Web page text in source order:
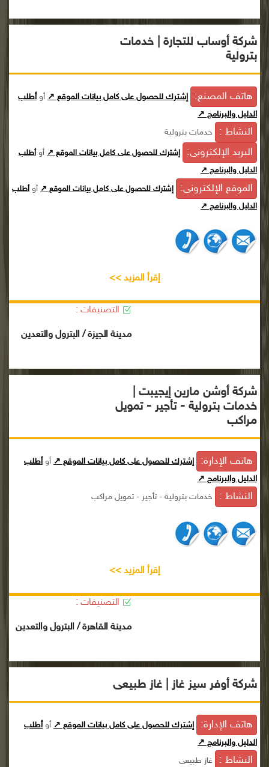
شركة أوساب للتجارة | خدمات
بترولية
هاتف المصنع: إشترك للحصول على كامل بيانات الموقع ↗ أوأطلب
الدليل والبرنامج ↗
النشاط : خدمات بترولية
البريد الإلكترونى: إشترك للحصول على كامل بيانات الموقع ↗ أوأطلب
الدليل والبرنامج ↗
الموقع الإلكترونى: إشترك للحصول على كامل بيانات الموقع ↗ أوأطلب
الدليل والبرنامج ↗
إقرأ المزيد >>
التصنيفات :
مدينة الجيزة / البترول والتعدين
شركة أوشن مارين إيجيبت |
خدمات بترولية - تأجير - تمويل
مراكب
هاتف الإدارة: إشترك للحصول على كامل بيانات الموقع ↗ أوأطلب
الدليل والبرنامج ↗
النشاط : خدمات بترولية - تأجير - تمويل مراكب
إقرأ المزيد >>
التصنيفات :
مدينة القاهرة / البترول والتعدين
شركة أوفر سيز غاز | غاز طبيعى
هاتف الإدارة: إشترك للحصول على كامل بيانات الموقع ↗ أوأطلب
الدليل والبرنامج ↗
النشاط : غاز طبيعى